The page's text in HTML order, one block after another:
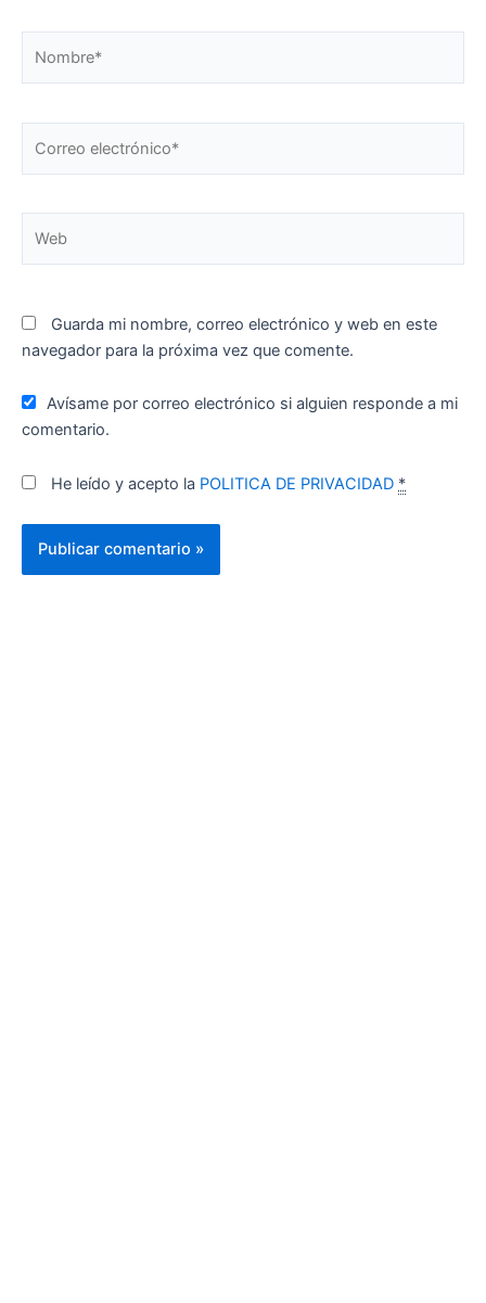
electrónico*
Guarda mi nombre, correo electrónico y web en este
navegador para la próxima vez que comente.
Avísame por correo electrónico si alguien responde a mi
comentario.
He leído y acepto la POLITICA DE PRIVACIDAD *